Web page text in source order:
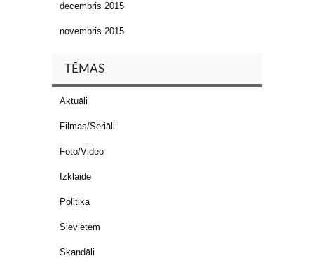
decembris 2015
novembris 2015
TĒMAS
Aktuāli
Filmas/Seriāli
Foto/Video
Izklaide
Politika
Sievietēm
Skandāli